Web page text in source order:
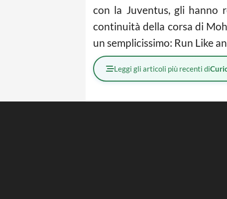
con la Juventus, gli hanno
continuità della corsa di
un semplicissimo: Run Like
Leggi gli articoli più recenti di